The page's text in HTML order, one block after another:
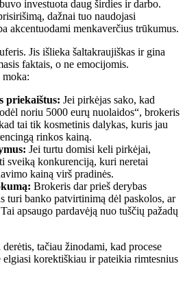
investuota daug širdies ir darbo.
dažnai tuo naudojasi
akcentuodami menkaverčius trūkumus.
Jis išlieka šaltakraujiškas ir gina
faktais, o ne emocijomis.
moka:
priekaištus: Jei pirkėjas sako, kad
noriu 5000 eurų nuolaidos“, brokeris
tai tik kosmetinis dalykas, kuris jau
rinkos kainą.
Jei turtu domisi keli pirkėjai,
sveiką konkurenciją, kuri neretai
kainą virš pradinės.
Brokeris dar prieš derybas
turi banko patvirtinimą dėl paskolos, ar
apsaugo pardavėją nuo tuščių pažadų
tačiau žinodami, kad procese
korektiškiau ir pateikia rimtesnius